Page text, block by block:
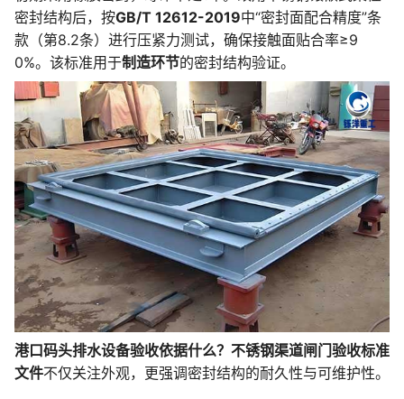
密封结构后，按GB/T 12612-2019中“密封面配合精度”条
款（第8.2条）进行压紧力测试，确保接触面贴合率≥9
0%。该标准用于制造环节的密封结构验证。
港口码头排水设备验收依据什么？不锈钢渠道闸门验收标准
文件不仅关注外观，更强调密封结构的耐久性与可维护性。